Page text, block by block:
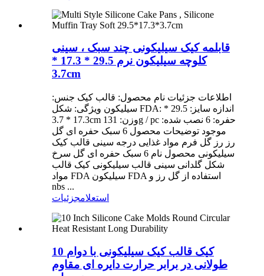
قابلمه کیک سیلیکونی چند سبک ، سینی
کلوچه سیلیکون نرم 29.5 * 17.3 *
3.7cm
اطلاعات جزئیات نام محصول: قالب کیک جنس:
سیلیکون ویژگی: شکل FDA: اندازه سایز: 29.5 *
17.3 * 3.7cm وزن: 131g / pc حفره: 6 نصب شده:
موجود توضیحات محصول 6 سبک حفره ای گل
رز رز گل فرم مواد غذایی درجه سینی قالب کیک
سیلیکونی محصول نام 6 سبک حفره ای گل سرخ
شکل گلدانی سینی قالب سیلیکونی کیک قالب
مواد FDA سیلیکون FDA استفاده از گل رز و
nbs ...
استعلامجزئیات
10 کیک قالب کیک سیلیکونی با دوام
طولانی در برابر حرارت دایره ای مقاوم